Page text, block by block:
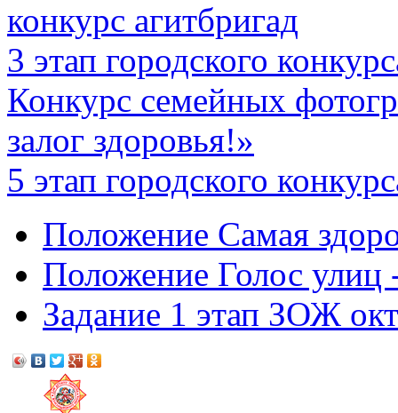
конкурс агитбригад
3 этап городского
Конкурс семейных
залог здоровья!»
5 этап городского
Положение Самая
Положение Голос улиц
Задание 1 этап ЗОЖ